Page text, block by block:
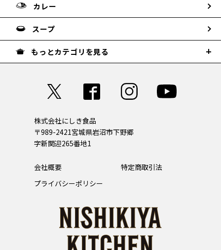
カレー
スープ
もっとカテゴリを見る
株式会社にしき食品
〒989-2421宮城県岩沼市下野郷
字新関迎265番地1
会社概要
特定商取引法
プライバシーポリシー